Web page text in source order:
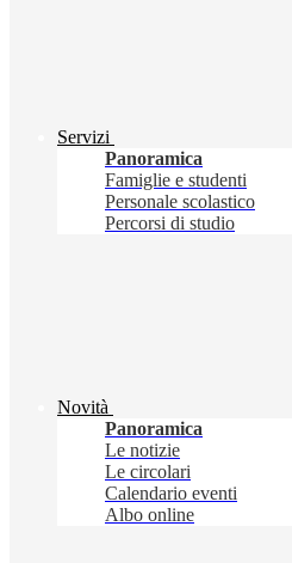
Servizi
Panoramica
Famiglie e studenti
Personale scolastico
Percorsi di studio
Novità
Panoramica
Le notizie
Le circolari
Calendario eventi
Albo online